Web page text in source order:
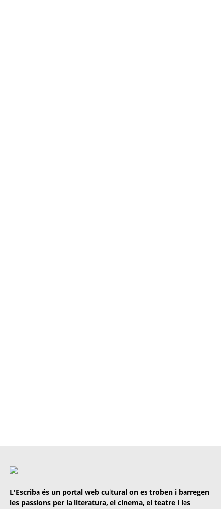
L'Escriba és un portal web cultural on es troben i barregen
les passions per la literatura, el cinema, el teatre i les